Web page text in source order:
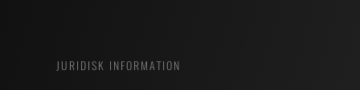
JURIDISK INFORMATION